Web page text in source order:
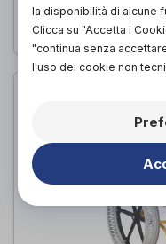
PROVA E
la disponibilità di alcune
Clicca su "Accetta i
"continua senza
l'uso dei cookie non